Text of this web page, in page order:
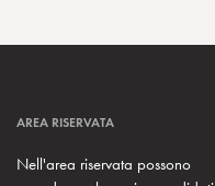
AREA RISERVATA
Nell'area riservata possono